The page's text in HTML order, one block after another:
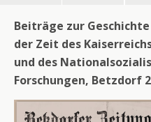
Beiträge zur
der Zeit des
und des
Forschungen, Betzdorf